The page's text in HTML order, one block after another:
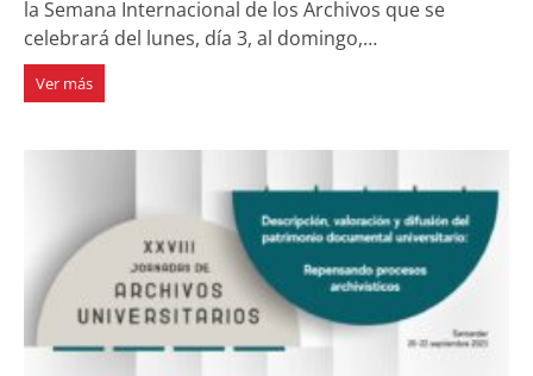
la Semana Internacional de los Archivos que se
celebrará del lunes, día 3, al domingo,…
Ver más